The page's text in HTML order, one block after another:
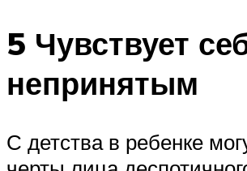
5 Чувствует
непринятым
С детства в ребенке